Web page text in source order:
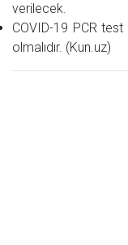
verilecek.
COVID-19 PCR
olmalıdır. (Kun.uz)